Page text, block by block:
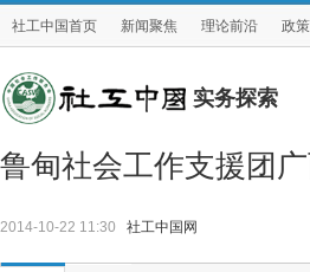
社工中国首页 新闻聚焦 理论前沿 政
实务探索
鲁甸社会工作支援团
2014-10-22 11:30 社工中国网